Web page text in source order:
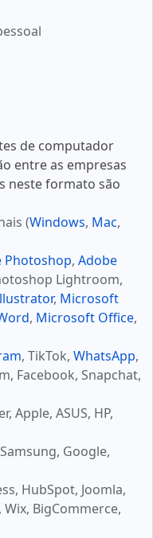
de computador
entre as empresas
neste formato são
(Windows, Mac,
Photoshop, Adobe
Lightroom,
, Microsoft
, Microsoft Office,
, TikTok, WhatsApp,
Facebook, Snapchat,
Apple, ASUS, HP,
Google,
HubSpot, Joomla,
BigCommerce,